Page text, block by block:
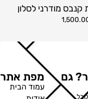
קנבס מודרני לסלון
גם
מפת אתר
עמוד הבית